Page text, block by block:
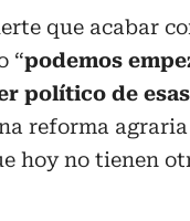
que acabar
“podemos
político de
reforma
hoy no tienen